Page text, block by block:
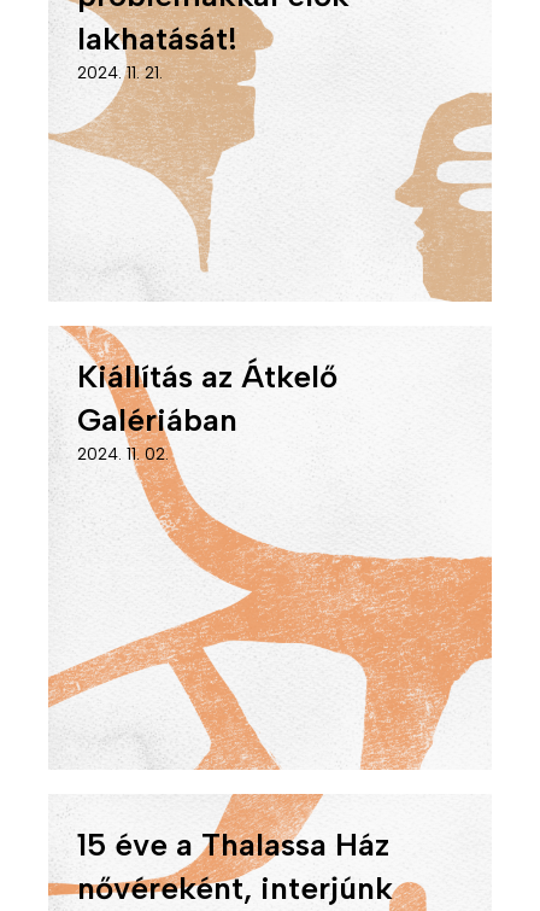
lakhatását!
2024. 11. 21.
Kiállítás az Átkelő
Galériában
2024. 11. 02.
15 éve a Thalassa Ház
nővéreként, interjúnk